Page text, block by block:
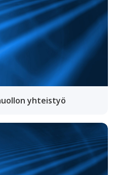
yhteistyö